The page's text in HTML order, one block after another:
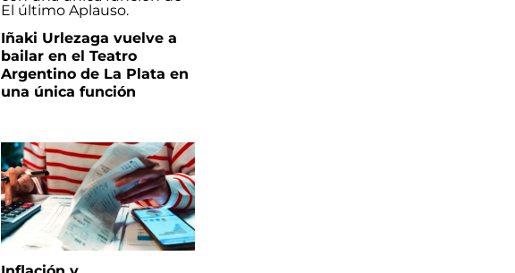
Iñaki Urlezaga vuelve a
bailar en el Teatro
Argentino de La Plata en
una única función